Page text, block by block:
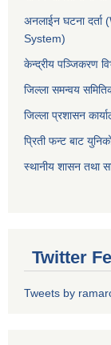
अनलाईन घटना
System)
केन्द्रीय पञ्जिकरण
जिल्ला समन्वय
जिल्ला प्रशासन
प्रिती फन्ट बाट
स्थानीय शासन तथा
Twitter
Tweets by